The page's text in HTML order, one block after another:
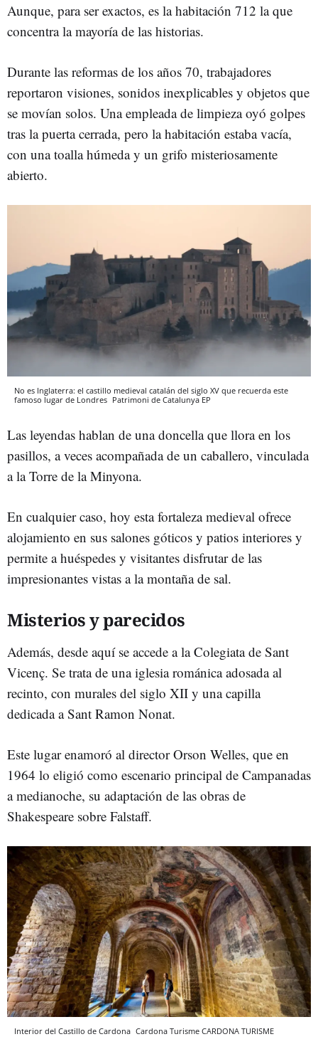
Aunque, para ser exactos, es la habitación 712 la que
concentra la mayoría de las historias.
Durante las reformas de los años 70, trabajadores
reportaron visiones, sonidos inexplicables y objetos que
se movían solos. Una empleada de limpieza oyó golpes
tras la puerta cerrada, pero la habitación estaba vacía,
con una toalla húmeda y un grifo misteriosamente
abierto.
No es Inglaterra: el castillo medieval catalán del siglo XV que recuerda este
famoso lugar de Londres Patrimoni de Catalunya EP
Las leyendas hablan de una doncella que llora en los
pasillos, a veces acompañada de un caballero, vinculada
a la Torre de la Minyona.
En cualquier caso, hoy esta fortaleza medieval ofrece
alojamiento en sus salones góticos y patios interiores y
permite a huéspedes y visitantes disfrutar de las
impresionantes vistas a la montaña de sal.
Misterios y parecidos
Además, desde aquí se accede a la Colegiata de Sant
Vicenç. Se trata de una iglesia románica adosada al
recinto, con murales del siglo XII y una capilla
dedicada a Sant Ramon Nonat.
Este lugar enamoró al director Orson Welles, que en
1964 lo eligió como escenario principal de Campanadas
a medianoche, su adaptación de las obras de
Shakespeare sobre Falstaff.
Interior del Castillo de Cardona Cardona Turisme CARDONA TURISME